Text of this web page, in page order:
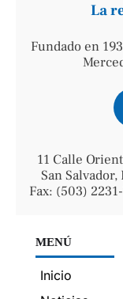
La
Fundado en
11 Calle
San
Fax: (503)
MENÚ
Inicio